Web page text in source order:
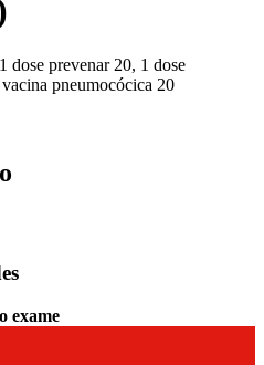
1 dose prevenar 20, 1 dose
pneumocócica 20
exame